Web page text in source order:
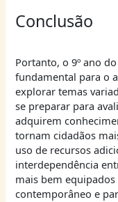
Conclusão
Portanto, o 9º ano
fundamental para o
explorar temas
se preparar para
adquirem
tornam cidadãos
uso de recursos
interdependência
mais bem
contemporâneo e